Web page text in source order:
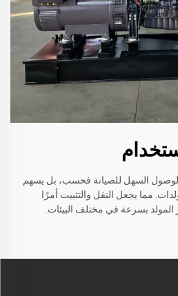
الوصول السهل للصيانة فحسب، بل يسهم
مما يجعل النقل والتثبيت أمرًا
المولد بسرعة في مختلف البيئات.